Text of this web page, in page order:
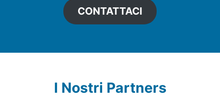
CONTATTACI
I Nostri Partners